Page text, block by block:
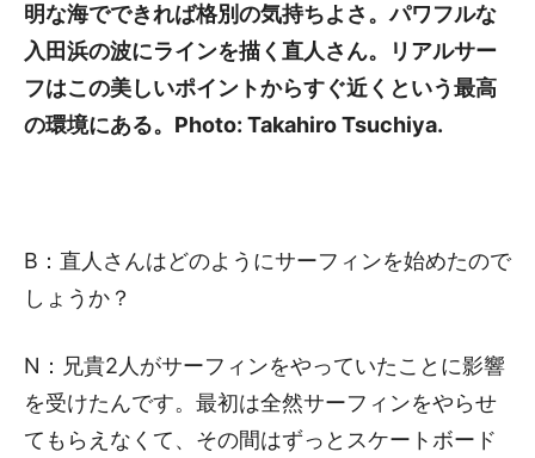
明な海でできれば格別の気持ちよさ。パワフルな
入田浜の波にラインを描く直人さん。リアルサー
フはこの美しいポイントからすぐ近くという最高
の環境にある。Photo: Takahiro Tsuchiya.
B：直人さんはどのようにサーフィンを始めたので
しょうか？
N：兄貴2人がサーフィンをやっていたことに影響
を受けたんです。最初は全然サーフィンをやらせ
てもらえなくて、その間はずっとスケートボード